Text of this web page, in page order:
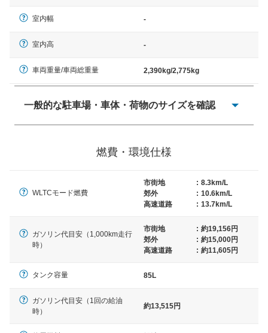
室内幅 -
室内高 -
車両重量/車両総重量 2,390kg/2,775kg
一般的な駐車場・車体・荷物のサイズを確認
× 長さ 5,000mm 車路幅 5,000mmというサイズが標準値
燃費・環境仕様
WLTCモード燃費
市街地 : 8.3km/L
郊外
: 10.6km/L
高速道路
: 13.7km/L
ガソリン代目安（1,000km走行
時）
市街地 : 約19,156円
郊外
: 約15,000円
高速道路
: 約11,605円
タンク容量 85L
ガソリン代目安（1回の給油
時）
約13,515円